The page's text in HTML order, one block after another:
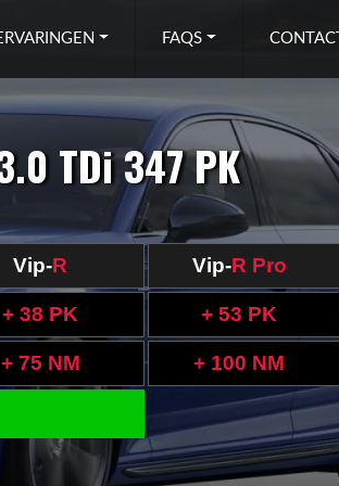
FAQS CONTACT
TDi 347 PK
Vip-R Vip-R Pro
+ 38 PK + 53 PK
+ 75 NM + 100 NM